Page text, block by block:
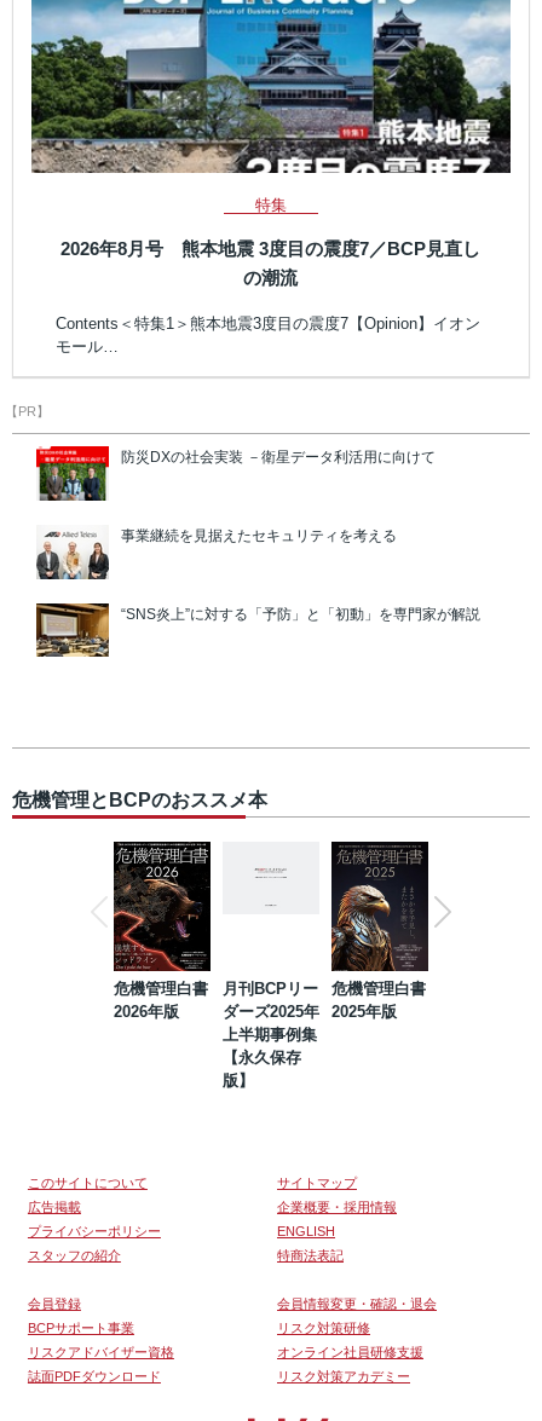
特集
2026年8月号 熊本地震 3度目の震度7／BCP見直し
の潮流
Contents＜特集1＞熊本地震3度目の震度7【Opinion】イオン
モール…
【PR】
防災DXの社会実装 －衛星データ利活用に向けて
事業継続を見据えたセキュリティを考える
“SNS炎上”に対する「予防」と「初動」を専門家が解説
危機管理とBCPのおススメ本
危機管理白書
2026年版
月刊BCPリー
ダーズ2025年
上半期事例集
【永久保存
版】
危機管理白書
2025年版
このサイトについて
サイトマップ
広告掲載
企業概要・採用情報
プライバシーポリシー
ENGLISH
スタッフの紹介
特商法表記
会員登録
会員情報変更・確認・退会
BCPサポート事業
リスク対策研修
リスクアドバイザー資格
オンライン社員研修支援
誌面PDFダウンロード
リスク対策アカデミー